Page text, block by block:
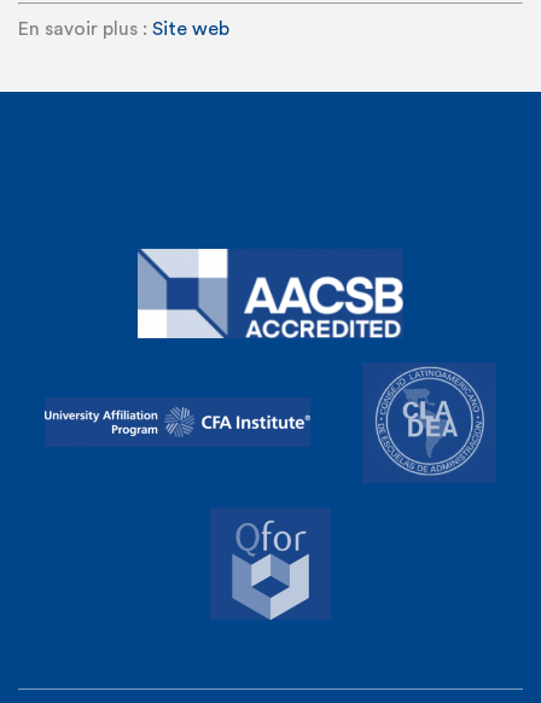
En savoir plus : Site web